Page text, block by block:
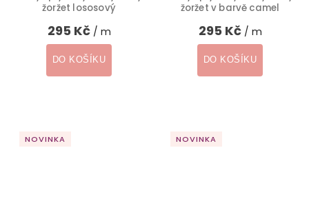
žoržet lososový
295 Kč / m
DO KOŠÍKU
žoržet v barvě camel
295 Kč / m
DO KOŠÍKU
NOVINKA NOVINKA